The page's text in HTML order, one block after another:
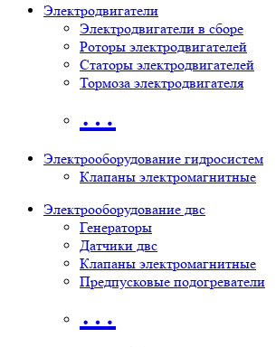
Электродвигатели
Электродвигатели в сборе
Роторы электродвигателей
Статоры электродвигателей
Тормоза электродвигателя
…
Электрооборудование гидросистем
Клапаны электромагнитные
Электрооборудование двс
Генераторы
Датчики двс
Клапаны электромагнитные
Предпусковые подогреватели
…